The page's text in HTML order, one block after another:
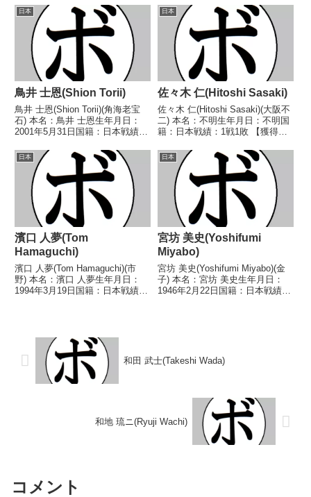
○1RKO 古城 守一(三迫)■1966年
度東日本フ...
タイトル】初代日本バンタム級王
座第3代日本バンタム級王座第7
代日本バンタム級...
日本
鳥井 士恩(Shion Torii)
鳥井 士恩(Shion Torii)(角海老宝
石) 本名：鳥井 士恩生年月日：
2001年5月31日国籍：日本戦績：
トル】なし 【戦歴】
2021/10/14 ○4R判定 3-0(39-
37、39-37、...
日本
佐々木 仁(Hitoshi Sasaki)
佐々木 仁(Hitoshi Sasaki)(大阪不
二) 本名：不明生年月日：不明国
籍：日本戦績：1戦1敗 【獲得タ
1947/11/23 ●3RKO 柏原 孝一
(オール) 【補足情報】・BoxRec
では選手情報の掲載がな...
日本
濱口 人夢(Tom
Hamaguchi)
濱口 人夢(Tom Hamaguchi)(市
野) 本名：濱口 人夢生年月日：
1994年3月19日国籍：日本戦績：
37、38-37...
日本
宮坊 美史(Yoshifumi
Miyabo)
宮坊 美史(Yoshifumi Miyabo)(金
子) 本名：宮坊 美史生年月日：
1946年2月22日国籍：日本戦績：
和田 武士(Takeshi Wada)
和地 琉ニ(Ryuji Wachi)
コメント